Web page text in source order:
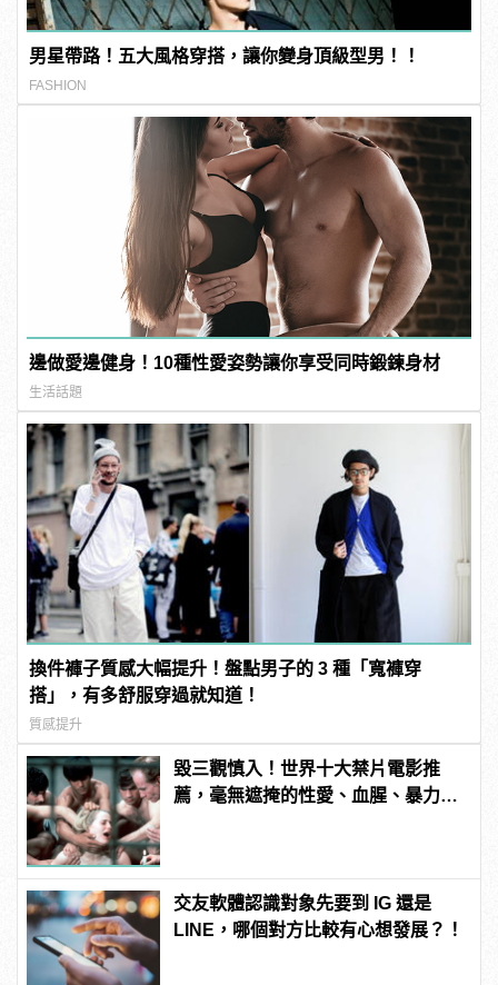
男星帶路！五大風格穿搭，讓你變身頂級型男！！
FASHION
邊做愛邊健身！10種性愛姿勢讓你享受同時鍛鍊身材
生活話題
換件褲子質感大幅提升！盤點男子的 3 種「寬褲穿
搭」，有多舒服穿過就知道！
質感提升
毀三觀慎入！世界十大禁片電影推
薦，毫無遮掩的性愛、血腥、暴力、
交友軟體認識對象先要到 IG 還是
LINE，哪個對方比較有心想發展？！